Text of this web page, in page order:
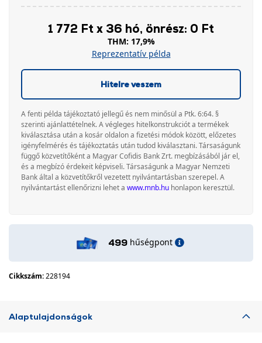
1 772 Ft x 36 hó, önrész: 0 Ft
THM: 17,9%
Reprezentatív példa
Hitelre veszem
A fenti példa tájékoztató jellegű és nem minősül a Ptk. 6:64. §
szerinti ajánlattételnek. A végleges hitelkonstrukciót a termékek
kiválasztása után a kosár oldalon a fizetési módok között, előzetes
igényfelmérés és tájékoztatás után tudod kiválasztani. Társaságunk
függő közvetítőként a Magyar Cofidis Bank Zrt. megbízásából jár el,
és a megbízó érdekeit képviseli. Társaságunk a Magyar Nemzeti
Bank által a közvetítőkről vezetett nyilvántartásban szerepel. A
nyilvántartást ellenőrizni lehet a www.mnb.hu honlapon keresztül.
499 hűségpont
Cikkszám:228194
Alaptulajdonságok